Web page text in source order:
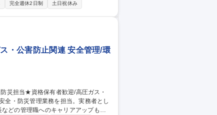
完全週休2日制 土日祝休み
・公害防止関連 安全管理/環
どの管理職へのキャリアアップも目